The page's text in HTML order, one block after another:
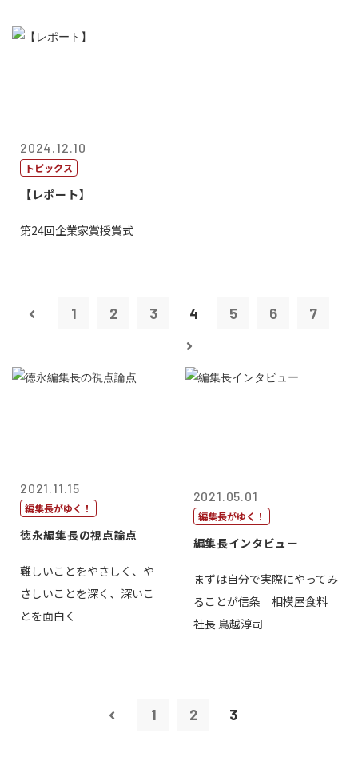
2024.12.10
トピックス
【レポート】
第24回企業家賞授賞式
1 2 3 4 5 6 7
2021.11.15
編集長がゆく！
徳永編集長の視点論点
難しいことをやさしく、や
さしいことを深く、深いこ
とを面白く
2021.05.01
編集長がゆく！
編集長インタビュー
まずは自分で実際にやってみ
ることが信条 相模屋食料
社長 鳥越淳司
1 2 3